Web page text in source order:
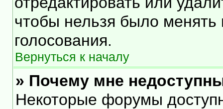
чтобы нельзя было менять
голосования.
Вернуться к началу
» Почему мне
Некоторые форумы